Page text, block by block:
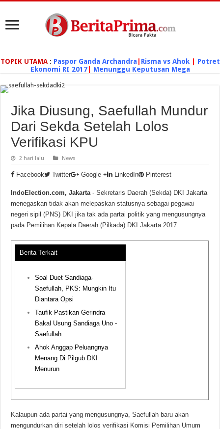
TOPIK UTAMA: Paspor Ganda Archandra| Risma vs Ahok
Potret
Ekonomi RI 2017| Menunggu Keputusan Mega
Jika Diusung, Saefullah Mundur
Dari Sekda Setelah Lolos
Verifikasi KPU
2 hari lalu News
Facebook Twitter Google + LinkedIn Pinterest
IndoElection.com, Jakarta - Sekretaris Daerah (Sekda) DKI Jakarta
menegaskan tidak akan melepaskan statusnya sebagai pegawai
negeri sipil (PNS) DKI jika tak ada partai politik yang mengusungnya
pada Pemilihan Kepala Daerah (Pilkada) DKI Jakarta 2017.
Berita Terkait
Soal Duet Sandiaga-
Saefullah, PKS: Mungkin Itu
Diantara Opsi
Taufik Pastikan Gerindra
Bakal Usung Sandiaga Uno -
Saefullah
Ahok Anggap Peluangnya
Menang Di Pilgub DKI
Menurun
Kalaupun ada partai yang mengusungnya, Saefullah baru akan
mengundurkan diri setelah lolos verifikasi Komisi Pemilihan Umum